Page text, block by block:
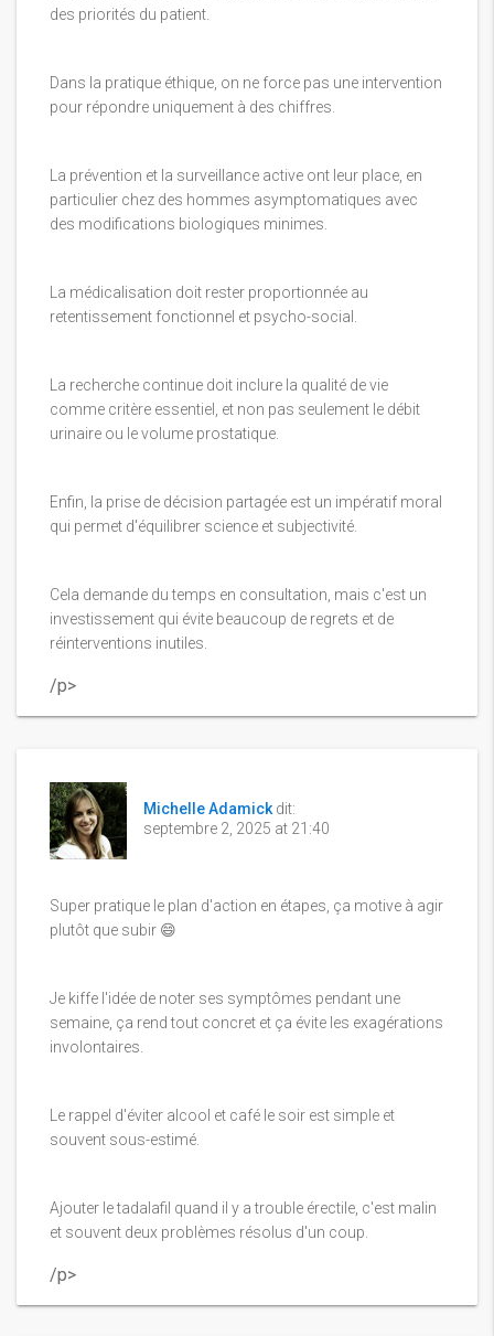
des priorités du patient.
Dans la pratique éthique, on ne force pas une intervention
pour répondre uniquement à des chiffres.
La prévention et la surveillance active ont leur place, en
particulier chez des hommes asymptomatiques avec
des modifications biologiques minimes.
La médicalisation doit rester proportionnée au
retentissement fonctionnel et psycho-social.
La recherche continue doit inclure la qualité de vie
comme critère essentiel, et non pas seulement le débit
urinaire ou le volume prostatique.
Enfin, la prise de décision partagée est un impératif moral
qui permet d'équilibrer science et subjectivité.
Cela demande du temps en consultation, mais c'est un
investissement qui évite beaucoup de regrets et de
réinterventions inutiles.
/p>
Michelle Adamick dit:
septembre 2, 2025 at 21:40
Super pratique le plan d'action en étapes, ça motive à agir
plutôt que subir 😄
Je kiffe l'idée de noter ses symptômes pendant une
semaine, ça rend tout concret et ça évite les exagérations
involontaires.
Le rappel d'éviter alcool et café le soir est simple et
souvent sous-estimé.
Ajouter le tadalafil quand il y a trouble érectile, c'est malin
et souvent deux problèmes résolus d'un coup.
/p>